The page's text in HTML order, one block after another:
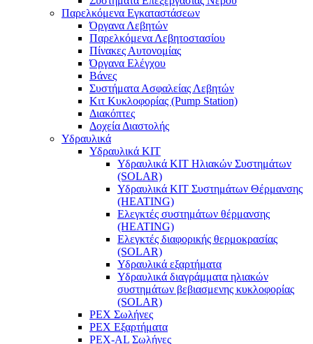
Παρελκόμενα Εγκαταστάσεων
Όργανα Λεβητών
Παρελκόμενα Λεβητοστασίου
Πίνακες Αυτονομίας
Όργανα Ελέγχου
Βάνες
Συστήματα Ασφαλείας Λεβητών
Κιτ Κυκλοφορίας (Pump Station)
Διακόπτες
Δοχεία Διαστολής
Υδραυλικά
Υδραυλικά ΚΙΤ
Υδραυλικά ΚΙΤ Ηλιακών Συστημάτων
(SOLAR)
Υδραυλικά ΚΙΤ Συστημάτων Θέρμανσης
(HEATING)
Ελεγκτές συστημάτων θέρμανσης
(ΗΕΑΤING)
Ελεγκτές διαφορικής θερμοκρασίας
(SOLAR)
Υδραυλικά εξαρτήματα
Υδραυλικά διαγράμματα ηλιακών
συστημάτων βεβιασμενης κυκλοφορίας
(SOLAR)
PEX Σωλήνες
PEX Εξαρτήματα
PEX-AL Σωλήνες